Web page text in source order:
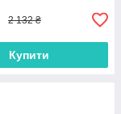
2 132 ₴
Купити